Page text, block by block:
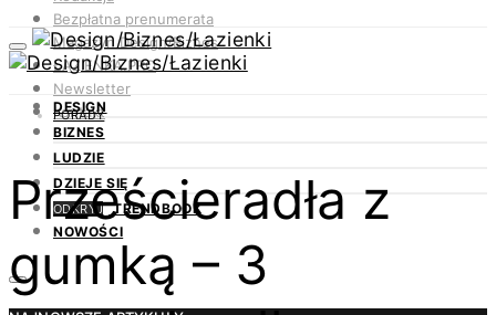
Bezpłatna prenumerata
Magazyn Design/Biznes
ŁAZIENKA.PRO
Newsletter
Kontakt
DESIGN
BIZNES
LUDZIE
DZIEJE SIĘ
ODKRYJ TRENDBOOK
NOWOŚCI
PORADY
Prześcieradła z
gumką – 3